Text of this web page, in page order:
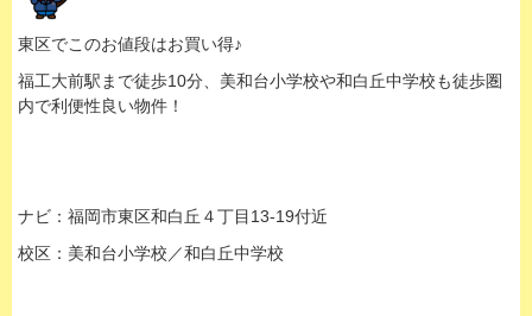
東区でこのお値段はお買い得♪
福工大前駅まで徒歩10分、美和台小学校や和白丘中学校も徒歩圏
内で利便性良い物件！
ナビ：福岡市東区和白丘４丁目13-19付近
校区：美和台小学校／和白丘中学校